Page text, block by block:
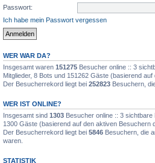
Passwort:
Ich habe mein Passwort vergessen
WER WAR DA?
Insgesamt waren 151275 Besucher online :: 3
Mitglieder, 8 Bots und 151262 Gäste (basierend
Der Besucherrekord liegt bei 252823 Besuchern,
WER IST ONLINE?
Insgesamt sind 1303 Besucher online :: 3 sichtbare
1300 Gäste (basierend auf den aktiven Besuchern
Der Besucherrekord liegt bei 5846 Besuchern, die
waren.
STATISTIK